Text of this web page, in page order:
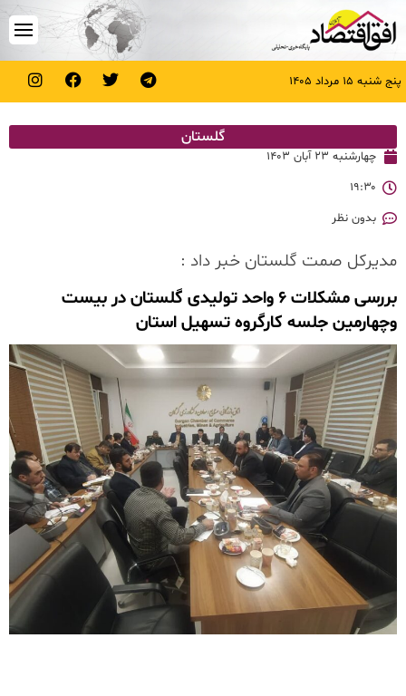
پنج شنبه ۱۵ مرداد ۱۴۰۵
گلستان
چهارشنبه ۲۳ آبان ۱۴۰۳
۱۹:۳۰
بدون نظر
مدیرکل صمت گلستان خبر داد :
بررسی مشکلات ۶ واحد‌ تولیدی گلستان در بیست
وچهارمین جلسه کارگروه تسهیل استان